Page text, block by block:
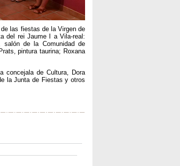
las fiestas de la Virgen de
del rei Jaume I a Vila-real:
salón de la Comunidad de
pintura taurina; Roxana
concejala de Cultura, Dora
la Junta de Fiestas y otros